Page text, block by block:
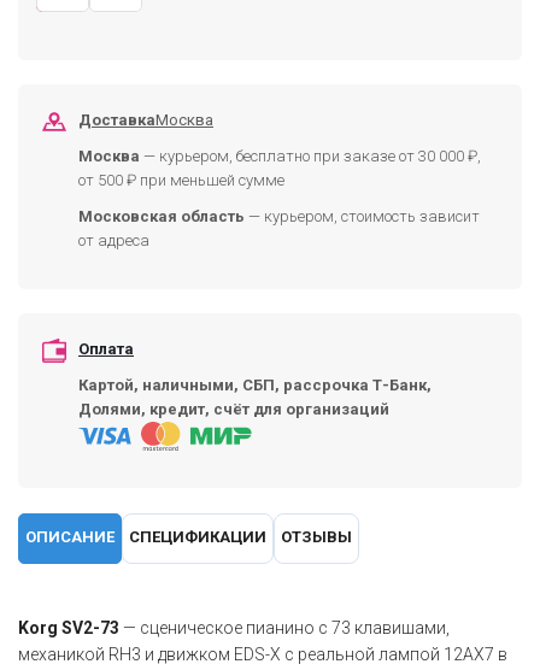
ДоставкаМосква
Москва — курьером, бесплатно при заказе от 30 000 ₽,
от 500 ₽ при меньшей сумме
Московская область — курьером, стоимость зависит
от адреса
Оплата
Картой, наличными, СБП, рассрочка Т-Банк,
Долями, кредит, счёт для организаций
ОПИСАНИЕ СПЕЦИФИКАЦИИ ОТЗЫВЫ
Korg SV2-73 — сценическое пианино с 73 клавишами,
механикой RH3 и движком EDS-X с реальной лампой 12AX7 в